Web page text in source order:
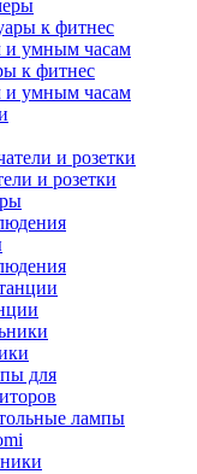
к фитнес
и умным часам
и розетки
для
лампы